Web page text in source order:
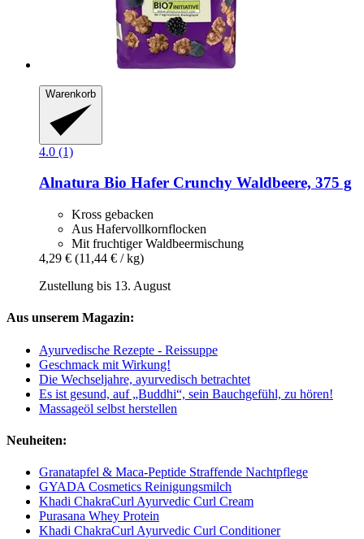
Warenkorb
4.0 (1)
Alnatura Bio Hafer Crunchy Waldbeere, 375 g
Kross gebacken
Aus Hafervollkornflocken
Mit fruchtiger Waldbeermischung
4,29 € (11,44 € / kg)
Zustellung bis 13. August
Aus unserem Magazin:
Ayurvedische Rezepte - Reissuppe
Geschmack mit Wirkung!
Die Wechseljahre, ayurvedisch betrachtet
Es ist gesund, auf „Buddhi“, sein Bauchgefühl, zu hören!
Massageöl selbst herstellen
Neuheiten:
Granatapfel & Maca-Peptide Straffende Nachtpflege
GYADA Cosmetics Reinigungsmilch
Khadi ChakraCurl Ayurvedic Curl Cream
Purasana Whey Protein
Khadi ChakraCurl Ayurvedic Curl Conditioner